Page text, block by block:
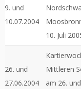
9. und
10.07.2004
10. Juli
26. und
27.06.2004
Mittleren
am 26.